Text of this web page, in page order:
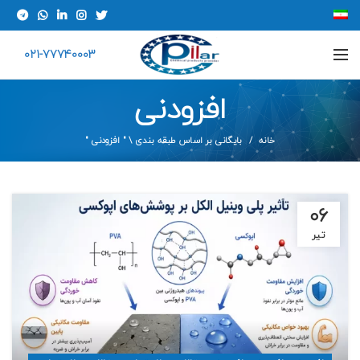
021-77740003
افزودنی
خانه بایگانی بر اساس طبقه بندی \ " افزودنی "
۰۶
تیر